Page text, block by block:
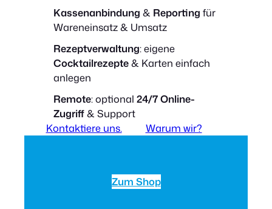
Kassenanbindung & Reporting für
Wareneinsatz & Umsatz
Rezeptverwaltung: eigene
Cocktailrezepte& Karten einfach
anlegen
Remote: optional 24/7 Online-
Zugriff& Support
Kontaktiere uns.
Warum wir?
Zum Shop